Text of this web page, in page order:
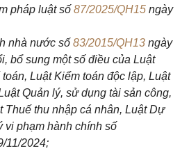
pháp luật số 87/2025/QH15 ngày
nhà nước số 83/2015/QH13 ngày
bổ sung một số điều của Luật
Luật Kiểm toán độc lập, Luật
Quản lý, sử dụng tài sản công,
Thuế thu nhập cá nhân, Luật Dự
vi phạm hành chính số
11/2024;